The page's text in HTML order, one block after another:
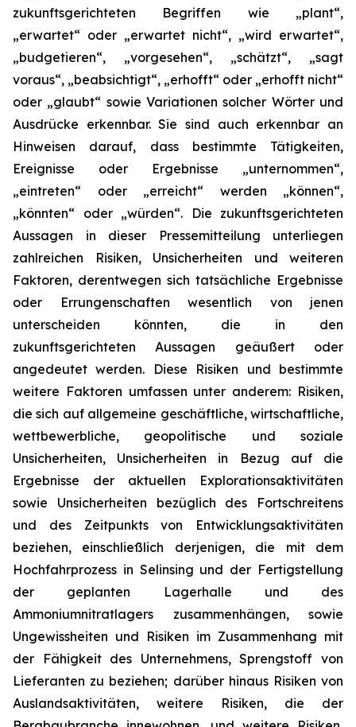
zukunftsgerichteten Begriffen wie „plant“,
„erwartet“ oder „erwartet nicht“, „wird erwartet“,
„budgetieren“, „vorgesehen“, „schätzt“, „sagt
voraus“, „beabsichtigt“, „erhofft“ oder „erhofft nicht“
oder „glaubt“ sowie Variationen solcher Wörter und
Ausdrücke erkennbar. Sie sind auch erkennbar an
Hinweisen darauf, dass bestimmte Tätigkeiten,
Ereignisse oder Ergebnisse „unternommen“,
„eintreten“ oder „erreicht“ werden „können“,
„könnten“ oder „würden“. Die zukunftsgerichteten
Aussagen in dieser Pressemitteilung unterliegen
zahlreichen Risiken, Unsicherheiten und weiteren
Faktoren, derentwegen sich tatsächliche Ergebnisse
oder Errungenschaften wesentlich von jenen
unterscheiden könnten, die in den
zukunftsgerichteten Aussagen geäußert oder
angedeutet werden. Diese Risiken und bestimmte
weitere Faktoren umfassen unter anderem: Risiken,
die sich auf allgemeine geschäftliche, wirtschaftliche,
wettbewerbliche, geopolitische und soziale
Unsicherheiten, Unsicherheiten in Bezug auf die
Ergebnisse der aktuellen Explorationsaktivitäten
sowie Unsicherheiten bezüglich des Fortschreitens
und des Zeitpunkts von Entwicklungsaktivitäten
beziehen, einschließlich derjenigen, die mit dem
Hochfahrprozess in Selinsing und der Fertigstellung
der geplanten Lagerhalle und des
Ammoniumnitratlagers zusammenhängen, sowie
Ungewissheiten und Risiken im Zusammenhang mit
der Fähigkeit des Unternehmens, Sprengstoff von
Lieferanten zu beziehen; darüber hinaus Risiken von
Auslandsaktivitäten, weitere Risiken, die der